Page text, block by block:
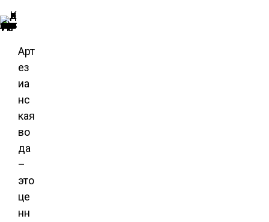
Паспорт содержит все характеристики скважины и подтверждает легальность ее использования
Арт
ез
иа
нс
кая
во
да
–
это
це
нн